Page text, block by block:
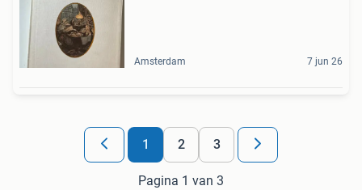
Amsterdam 7 jun 26
1 2 3
Pagina 1 van 3